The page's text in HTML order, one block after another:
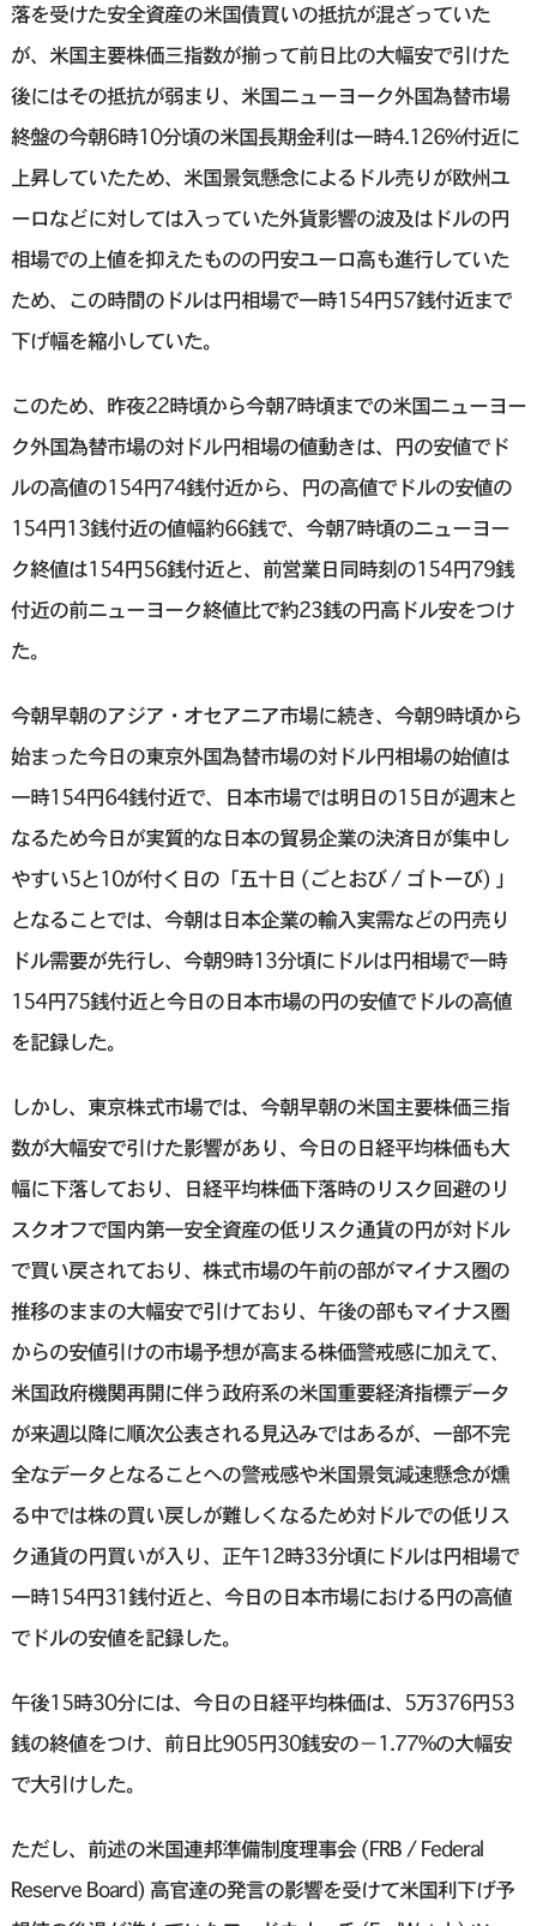
落を受けた安全資産の米国債買いの抵抗が混ざっていた
が、米国主要株価三指数が揃って前日比の大幅安で引けた
後にはその抵抗が弱まり、米国ニューヨーク外国為替市場
終盤の今朝6時10分頃の米国長期金利は一時4.126%付近に
上昇していたため、米国景気懸念によるドル売りが欧州ユ
ーロなどに対しては入っていた外貨影響の波及はドルの円
相場での上値を抑えたものの円安ユーロ高も進行していた
ため、この時間のドルは円相場で一時154円57銭付近まで
下げ幅を縮小していた。
このため、昨夜22時頃から今朝7時頃までの米国ニューヨー
ク外国為替市場の対ドル円相場の値動きは、円の安値でド
ルの高値の154円74銭付近から、円の高値でドルの安値の
154円13銭付近の値幅約66銭で、今朝7時頃のニューヨー
ク終値は154円56銭付近と、前営業日同時刻の154円79銭
付近の前ニューヨーク終値比で約23銭の円高ドル安をつけ
た。
今朝早朝のアジア・オセアニア市場に続き、今朝9時頃から
始まった今日の東京外国為替市場の対ドル円相場の始値は
一時154円64銭付近で、日本市場では明日の15日が週末と
なるため今日が実質的な日本の貿易企業の決済日が集中し
やすい5と10が付く日の「五十日 (ごとおび / ゴトーび) 」
となることでは、今朝は日本企業の輸入実需などの円売り
ドル需要が先行し、今朝9時13分頃にドルは円相場で一時
154円75銭付近と今日の日本市場の円の安値でドルの高値
を記録した。
しかし、東京株式市場では、今朝早朝の米国主要株価三指
数が大幅安で引けた影響があり、今日の日経平均株価も大
幅に下落しており、日経平均株価下落時のリスク回避のリ
スクオフで国内第一安全資産の低リスク通貨の円が対ドル
で買い戻されており、株式市場の午前の部がマイナス圏の
推移のままの大幅安で引けており、午後の部もマイナス圏
からの安値引けの市場予想が高まる株価警戒感に加えて、
米国政府機関再開に伴う政府系の米国重要経済指標データ
が来週以降に順次公表される見込みではあるが、一部不完
全なデータとなることへの警戒感や米国景気減速懸念が燻
る中では株の買い戻しが難しくなるため対ドルでの低リス
ク通貨の円買いが入り、正午12時33分頃にドルは円相場で
一時154円31銭付近と、今日の日本市場における円の高値
でドルの安値を記録した。
午後15時30分には、今日の日経平均株価は、5万376円53
銭の終値をつけ、前日比905円30銭安の－1.77%の大幅安
で大引けした。
ただし、前述の米国連邦準備制度理事会 (FRB / Federal
Reserve Board) 高官達の発言の影響を受けて米国利下げ予